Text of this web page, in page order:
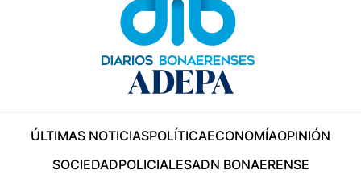
ÚLTIMAS NOTICIASPOLÍTICAECONOMÍAOPINIÓN
SOCIEDADPOLICIALESADN BONAERENSE